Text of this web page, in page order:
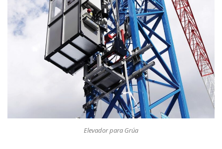
Elevador para Grúa